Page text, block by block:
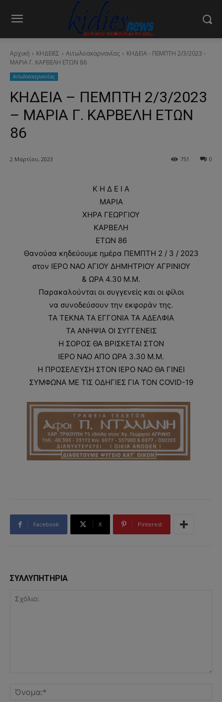
Αρχική ΚΗΔΕΙΕΣ Aιτωλοακαρνανίας
ΚΗΔΕΙΑ - ΠΕΜΠΤΗ 2/3/2023 -
ΜΑΡΙΑ Γ. ΚΑΡΒΕΛΗ ΕΤΩΝ 86
Aιτωλοακαρνανίας
ΚΗΔΕΙΑ – ΠΕΜΠΤΗ 2/3/2023
– ΜΑΡΙΑ Γ. ΚΑΡΒΕΛΗ ΕΤΩΝ
86
2 Μαρτίου, 2023 0
751
Κ Η Δ Ε Ι Α
ΜΑΡΙΑ
ΧΗΡΑ ΓΕΩΡΓΙΟΥ
ΚΑΡΒΕΛΗ
ΕΤΩΝ 86
Θανούσα κηδεύουμε ημέρα ΠΕΜΠΤΗ 2 / 3 / 2023
στον ΙΕΡΟ ΝΑΟ ΑΓΙΟΥ ΔΗΜΗΤΡΙΟΥ ΑΓΡΙΝΙΟΥ
& ΩΡΑ 4.30 Μ.Μ.
Παρακαλούνται οι συγγενείς και οι φίλοι
να συνοδεύσουν την εκφοράν της.
ΤΑ ΤΕΚΝΑ ΤΑ ΕΓΓΟΝΙΑ ΤΑ ΑΔΕΛΦΙΑ
ΤΑ ΑΝΗΨΙΑ ΟΙ ΣΥΓΓΕΝΕΙΣ
Η ΣΟΡΟΣ ΘΑ ΒΡΙΣΚΕΤΑΙ ΣΤΟΝ
ΙΕΡΟ ΝΑΟ ΑΠΟ ΩΡΑ 3.30 Μ.Μ.
Η ΠΡΟΣΕΛΕΥΣΗ ΣΤΟΝ ΙΕΡΟ ΝΑΟ ΘΑ ΓΙΝΕΙ
ΣΥΜΦΩΝΑ ΜΕ ΤΙΣ ΟΔΗΓΙΕΣ ΓΙΑ ΤΟΝ COVID-19
Facebook X Pinterest
ΣΥΛΛΥΠΗΤΗΡΙΑ